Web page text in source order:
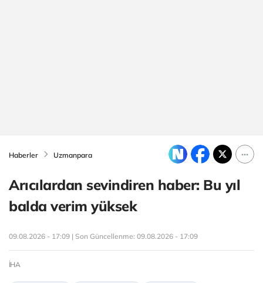
Haberler Uzmanpara
Arıcılardan sevindiren haber: Bu yıl
balda verim yüksek
09.08.2026 - 17:09 | Son Güncellenme: 09.08.2026 - 17:09
İHA